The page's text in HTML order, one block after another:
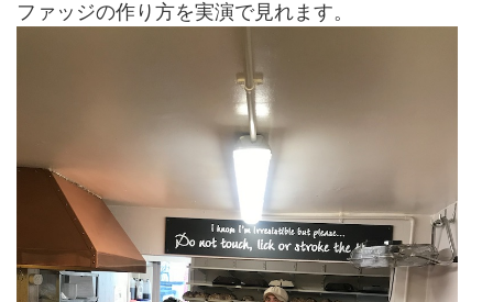
ファッジの作り方を実演で見れます。